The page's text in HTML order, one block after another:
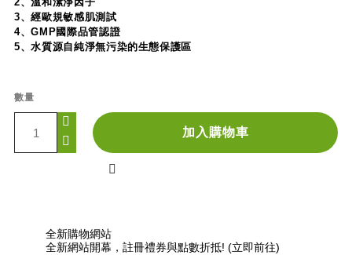
3、經歐規敏感肌測試
4、GMP國際品管認證
5、水質源自純淨無污染的生態保護區
數量
加入購物車

全新購物網站
全新網站開幕，註冊禮券與點數折抵! (立即前往)